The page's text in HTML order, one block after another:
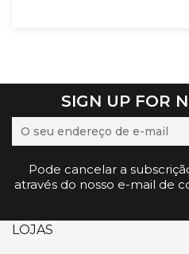
SIGN UP FOR
Pode cancelar a
através do nosso e-mail de
LOJAS